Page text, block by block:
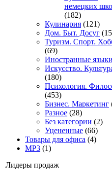
немецких
(182)
Кулинария (121)
Дом. Быт. Досуг
Туризм. Спорт.
(69)
Иностранные языки
Искусство.
(180)
Психология.
(453)
Бизнес. Маркетинг
Разное (28)
Без категории (2)
Уцененные (66)
Товары для офиса (4)
MP3 (1)
Лидеры продаж